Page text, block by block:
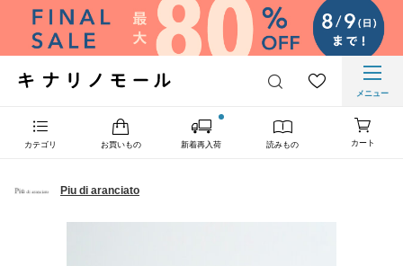
メニュー
カテゴリ お買いもの 新着再入荷 読みもの カート
Piu di aranciato